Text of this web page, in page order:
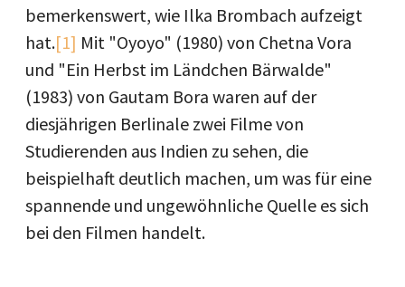
bemerkenswert, wie Ilka Brombach aufzeigt
hat.[1] Mit "Oyoyo" (1980) von Chetna Vora
und "Ein Herbst im Ländchen Bärwalde"
(1983) von Gautam Bora waren auf der
diesjährigen Berlinale zwei Filme von
Studierenden aus Indien zu sehen, die
beispielhaft deutlich machen, um was für eine
spannende und ungewöhnliche Quelle es sich
bei den Filmen handelt.